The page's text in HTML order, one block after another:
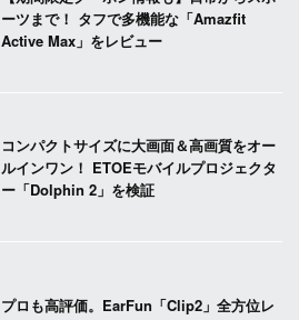
ーツまで！ タフで多機能な「Amazfit
Active Max」をレビュー
コンパクトサイズに大画面＆高画質をオー
ルインワン！ ETOEモバイルプロジェクタ
ー「Dolphin 2」を検証
プロも高評価。EarFun「Clip2」全方位レ